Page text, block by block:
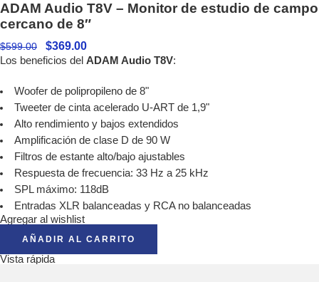
ADAM Audio T8V – Monitor de estudio de campo
cercano de 8″
$599.00 $369.00
Los beneficios del ADAM Audio T8V:
Woofer de polipropileno de 8"
Tweeter de cinta acelerado U-ART de 1,9"
Alto rendimiento y bajos extendidos
Amplificación de clase D de 90 W
Filtros de estante alto/bajo ajustables
Respuesta de frecuencia: 33 Hz a 25 kHz
SPL máximo: 118dB
Entradas XLR balanceadas y RCA no balanceadas
Agregar al wishlist
AÑADIR AL CARRITO
Vista rápida